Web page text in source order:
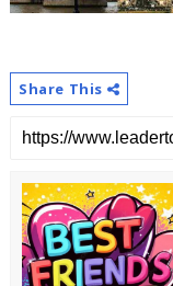
Share This